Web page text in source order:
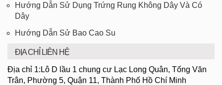
Hướng Dẫn Sử Dụng Trứng Rung Không Dây Và Có
Dây
Hướng Dẫn Sử Bao Cao Su
ĐỊA CHỈ LIÊN HỆ
Địa chỉ 1:Lô D lầu 1 chung cư Lạc Long Quân, Tống Văn
Trân, Phường 5, Quận 11, Thành Phố Hồ Chí Minh